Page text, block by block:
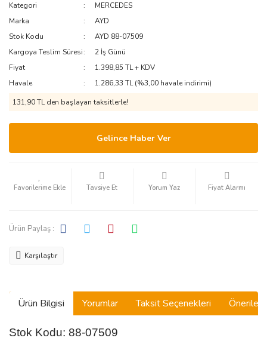
Kategori
MERCEDES
Marka
AYD
Stok Kodu
AYD 88-07509
Kargoya Teslim Süresi
2 İş Günü
Fiyat
1.398,85 TL + KDV
Havale
1.286,33 TL (%3,00 havale indirimi)
131,90 TL den başlayan taksitlerle!
Gelince Haber Ver
Tavsiye Et Yorum Yaz Fiyat Alarmı
Ürün Paylaş :
Karşılaştır
Ürün Bilgisi Yorumlar Taksit Seçenekleri
Stok Kodu: 88-07509